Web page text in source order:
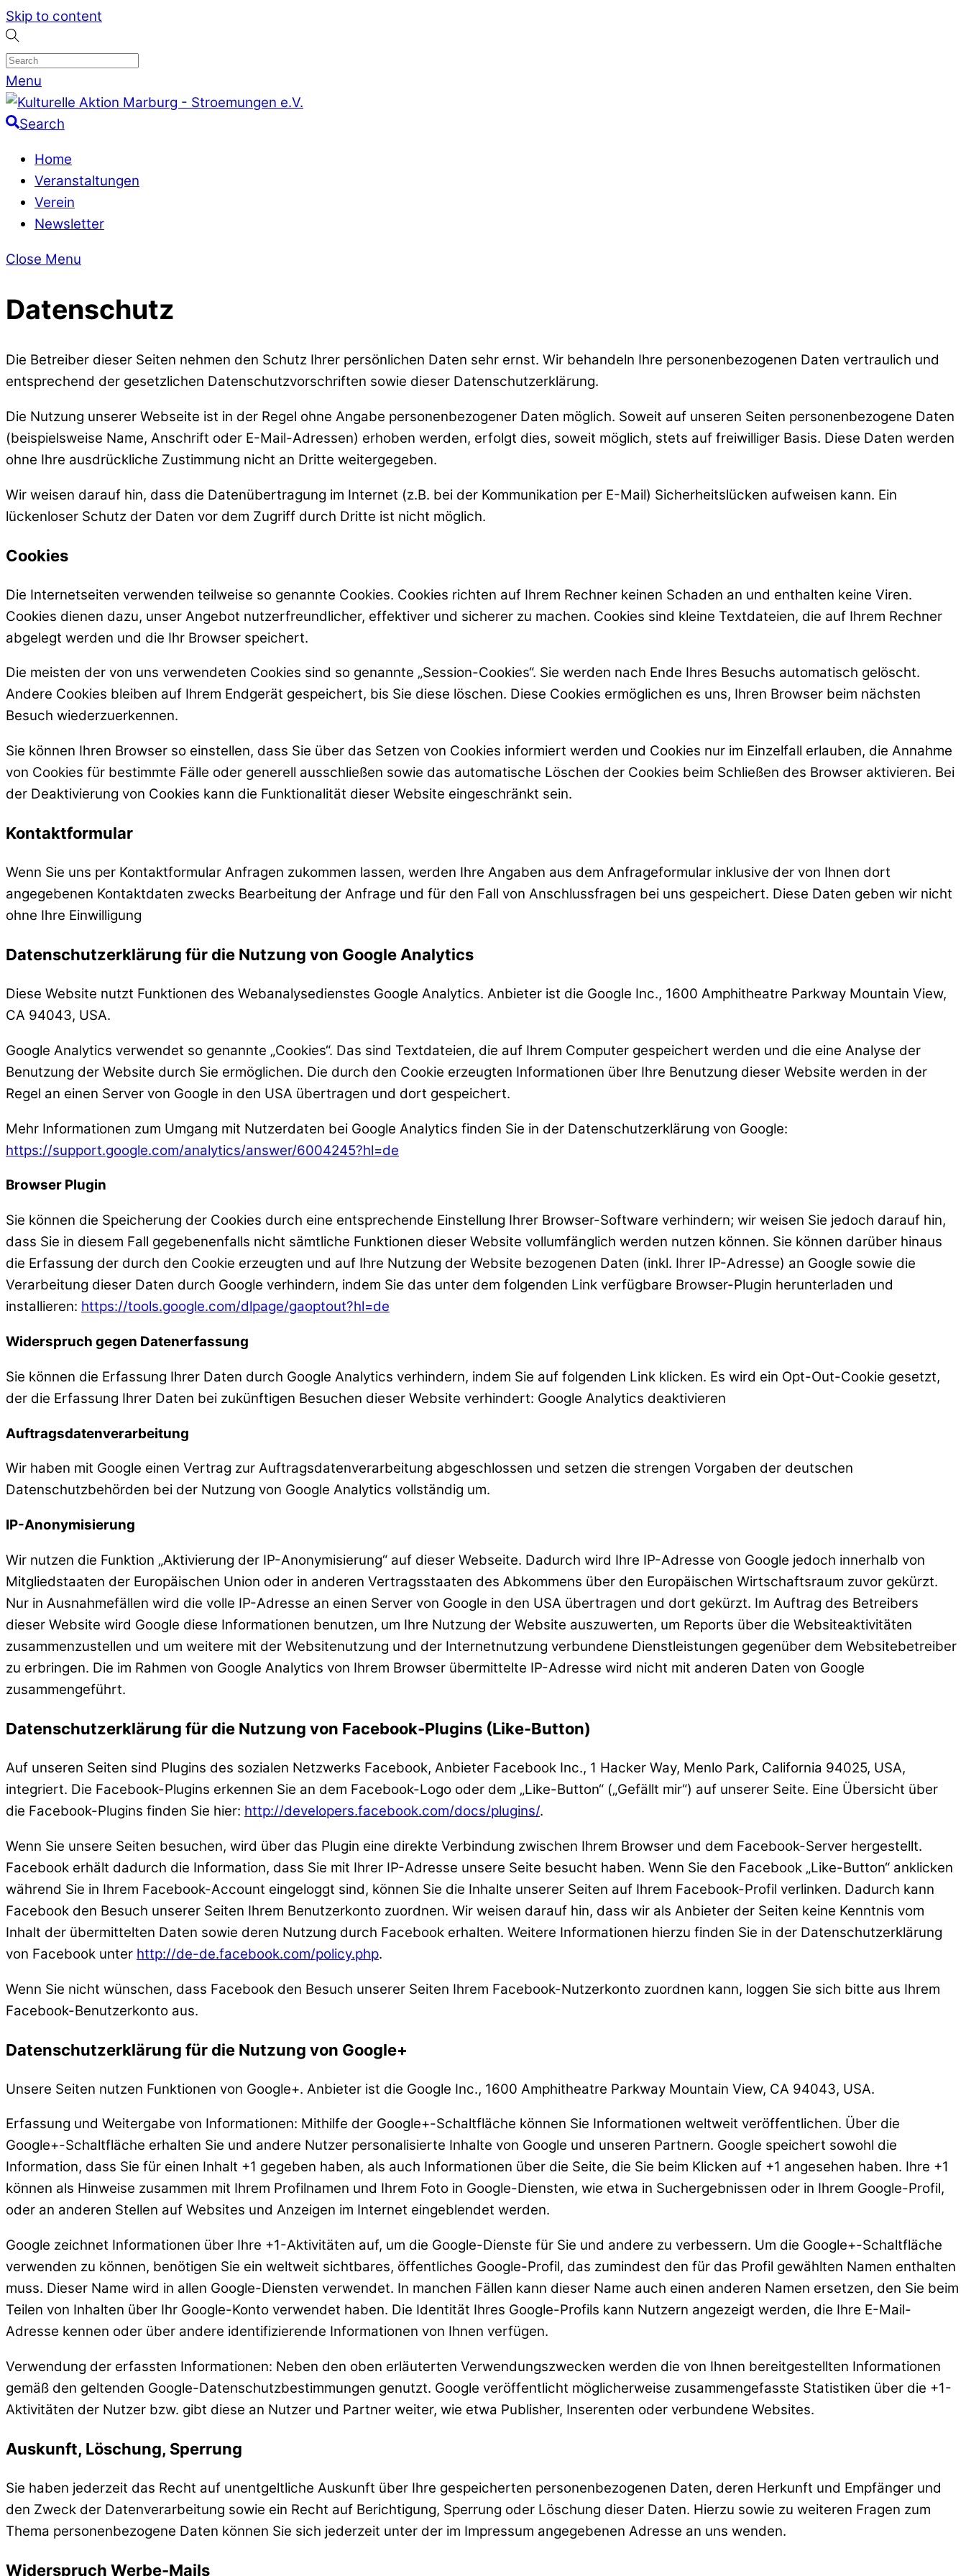
Skip to content
Menu
Search
Home
Veranstaltungen
Verein
Newsletter
Close Menu
Datenschutz
Die Betreiber dieser Seiten nehmen den Schutz Ihrer persönlichen Daten sehr ernst. Wir behandeln Ihre personenbezogenen Daten vertraulich und
entsprechend der gesetzlichen Datenschutzvorschriften sowie dieser Datenschutzerklärung.
Die Nutzung unserer Webseite ist in der Regel ohne Angabe personenbezogener Daten möglich. Soweit auf unseren Seiten personenbezogene Daten
(beispielsweise Name, Anschrift oder E-Mail-Adressen) erhoben werden, erfolgt dies, soweit möglich, stets auf freiwilliger Basis. Diese Daten werden
ohne Ihre ausdrückliche Zustimmung nicht an Dritte weitergegeben.
Wir weisen darauf hin, dass die Datenübertragung im Internet (z.B. bei der Kommunikation per E-Mail) Sicherheitslücken aufweisen kann. Ein
lückenloser Schutz der Daten vor dem Zugriff durch Dritte ist nicht möglich.
Cookies
Die Internetseiten verwenden teilweise so genannte Cookies. Cookies richten auf Ihrem Rechner keinen Schaden an und enthalten keine Viren.
Cookies dienen dazu, unser Angebot nutzerfreundlicher, effektiver und sicherer zu machen. Cookies sind kleine Textdateien, die auf Ihrem Rechner
abgelegt werden und die Ihr Browser speichert.
Die meisten der von uns verwendeten Cookies sind so genannte „Session-Cookies“. Sie werden nach Ende Ihres Besuchs automatisch gelöscht.
Andere Cookies bleiben auf Ihrem Endgerät gespeichert, bis Sie diese löschen. Diese Cookies ermöglichen es uns, Ihren Browser beim nächsten
Besuch wiederzuerkennen.
Sie können Ihren Browser so einstellen, dass Sie über das Setzen von Cookies informiert werden und Cookies nur im Einzelfall erlauben, die Annahme
von Cookies für bestimmte Fälle oder generell ausschließen sowie das automatische Löschen der Cookies beim Schließen des Browser aktivieren. Bei
der Deaktivierung von Cookies kann die Funktionalität dieser Website eingeschränkt sein.
Kontaktformular
Wenn Sie uns per Kontaktformular Anfragen zukommen lassen, werden Ihre Angaben aus dem Anfrageformular inklusive der von Ihnen dort
angegebenen Kontaktdaten zwecks Bearbeitung der Anfrage und für den Fall von Anschlussfragen bei uns gespeichert. Diese Daten geben wir nicht
ohne Ihre Einwilligung
Datenschutzerklärung für die Nutzung von Google Analytics
Diese Website nutzt Funktionen des Webanalysedienstes Google Analytics. Anbieter ist die Google Inc., 1600 Amphitheatre Parkway Mountain View,
CA 94043, USA.
Google Analytics verwendet so genannte „Cookies“. Das sind Textdateien, die auf Ihrem Computer gespeichert werden und die eine Analyse der
Benutzung der Website durch Sie ermöglichen. Die durch den Cookie erzeugten Informationen über Ihre Benutzung dieser Website werden in der
Regel an einen Server von Google in den USA übertragen und dort gespeichert.
Mehr Informationen zum Umgang mit Nutzerdaten bei Google Analytics finden Sie in der Datenschutzerklärung von Google:
https://support.google.com/analytics/answer/6004245?hl=de
Browser Plugin
Sie können die Speicherung der Cookies durch eine entsprechende Einstellung Ihrer Browser-Software verhindern; wir weisen Sie jedoch darauf hin,
dass Sie in diesem Fall gegebenenfalls nicht sämtliche Funktionen dieser Website vollumfänglich werden nutzen können. Sie können darüber hinaus
die Erfassung der durch den Cookie erzeugten und auf Ihre Nutzung der Website bezogenen Daten (inkl. Ihrer IP-Adresse) an Google sowie die
Verarbeitung dieser Daten durch Google verhindern, indem Sie das unter dem folgenden Link verfügbare Browser-Plugin herunterladen und
installieren: https://tools.google.com/dlpage/gaoptout?hl=de
Widerspruch gegen Datenerfassung
Sie können die Erfassung Ihrer Daten durch Google Analytics verhindern, indem Sie auf folgenden Link klicken. Es wird ein Opt-Out-Cookie gesetzt,
der die Erfassung Ihrer Daten bei zukünftigen Besuchen dieser Website verhindert: Google Analytics deaktivieren
Auftragsdatenverarbeitung
Wir haben mit Google einen Vertrag zur Auftragsdatenverarbeitung abgeschlossen und setzen die strengen Vorgaben der deutschen
Datenschutzbehörden bei der Nutzung von Google Analytics vollständig um.
IP-Anonymisierung
Wir nutzen die Funktion „Aktivierung der IP-Anonymisierung“ auf dieser Webseite. Dadurch wird Ihre IP-Adresse von Google jedoch innerhalb von
Mitgliedstaaten der Europäischen Union oder in anderen Vertragsstaaten des Abkommens über den Europäischen Wirtschaftsraum zuvor gekürzt.
Nur in Ausnahmefällen wird die volle IP-Adresse an einen Server von Google in den USA übertragen und dort gekürzt. Im Auftrag des Betreibers
dieser Website wird Google diese Informationen benutzen, um Ihre Nutzung der Website auszuwerten, um Reports über die Websiteaktivitäten
zusammenzustellen und um weitere mit der Websitenutzung und der Internetnutzung verbundene Dienstleistungen gegenüber dem Websitebetreiber
zu erbringen. Die im Rahmen von Google Analytics von Ihrem Browser übermittelte IP-Adresse wird nicht mit anderen Daten von Google
zusammengeführt.
Datenschutzerklärung für die Nutzung von Facebook-Plugins (Like-Button)
Auf unseren Seiten sind Plugins des sozialen Netzwerks Facebook, Anbieter Facebook Inc., 1 Hacker Way, Menlo Park, California 94025, USA,
integriert. Die Facebook-Plugins erkennen Sie an dem Facebook-Logo oder dem „Like-Button“ („Gefällt mir“) auf unserer Seite. Eine Übersicht über
die Facebook-Plugins finden Sie hier: http://developers.facebook.com/docs/plugins/.
Wenn Sie unsere Seiten besuchen, wird über das Plugin eine direkte Verbindung zwischen Ihrem Browser und dem Facebook-Server hergestellt.
Facebook erhält dadurch die Information, dass Sie mit Ihrer IP-Adresse unsere Seite besucht haben. Wenn Sie den Facebook „Like-Button“ anklicken
während Sie in Ihrem Facebook-Account eingeloggt sind, können Sie die Inhalte unserer Seiten auf Ihrem Facebook-Profil verlinken. Dadurch kann
Facebook den Besuch unserer Seiten Ihrem Benutzerkonto zuordnen. Wir weisen darauf hin, dass wir als Anbieter der Seiten keine Kenntnis vom
Inhalt der übermittelten Daten sowie deren Nutzung durch Facebook erhalten. Weitere Informationen hierzu finden Sie in der Datenschutzerklärung
von Facebook unter http://de-de.facebook.com/policy.php.
Wenn Sie nicht wünschen, dass Facebook den Besuch unserer Seiten Ihrem Facebook-Nutzerkonto zuordnen kann, loggen Sie sich bitte aus Ihrem
Facebook-Benutzerkonto aus.
Datenschutzerklärung für die Nutzung von Google+
Unsere Seiten nutzen Funktionen von Google+. Anbieter ist die Google Inc., 1600 Amphitheatre Parkway Mountain View, CA 94043, USA.
Erfassung und Weitergabe von Informationen: Mithilfe der Google+-Schaltfläche können Sie Informationen weltweit veröffentlichen. Über die
Google+-Schaltfläche erhalten Sie und andere Nutzer personalisierte Inhalte von Google und unseren Partnern. Google speichert sowohl die
Information, dass Sie für einen Inhalt +1 gegeben haben, als auch Informationen über die Seite, die Sie beim Klicken auf +1 angesehen haben. Ihre +1
können als Hinweise zusammen mit Ihrem Profilnamen und Ihrem Foto in Google-Diensten, wie etwa in Suchergebnissen oder in Ihrem Google-Profil,
oder an anderen Stellen auf Websites und Anzeigen im Internet eingeblendet werden.
Google zeichnet Informationen über Ihre +1-Aktivitäten auf, um die Google-Dienste für Sie und andere zu verbessern. Um die Google+-Schaltfläche
verwenden zu können, benötigen Sie ein weltweit sichtbares, öffentliches Google-Profil, das zumindest den für das Profil gewählten Namen enthalten
muss. Dieser Name wird in allen Google-Diensten verwendet. In manchen Fällen kann dieser Name auch einen anderen Namen ersetzen, den Sie beim
Teilen von Inhalten über Ihr Google-Konto verwendet haben. Die Identität Ihres Google-Profils kann Nutzern angezeigt werden, die Ihre E-Mail-
Adresse kennen oder über andere identifizierende Informationen von Ihnen verfügen.
Verwendung der erfassten Informationen: Neben den oben erläuterten Verwendungszwecken werden die von Ihnen bereitgestellten Informationen
gemäß den geltenden Google-Datenschutzbestimmungen genutzt. Google veröffentlicht möglicherweise zusammengefasste Statistiken über die +1-
Aktivitäten der Nutzer bzw. gibt diese an Nutzer und Partner weiter, wie etwa Publisher, Inserenten oder verbundene Websites.
Auskunft, Löschung, Sperrung
Sie haben jederzeit das Recht auf unentgeltliche Auskunft über Ihre gespeicherten personenbezogenen Daten, deren Herkunft und Empfänger und
den Zweck der Datenverarbeitung sowie ein Recht auf Berichtigung, Sperrung oder Löschung dieser Daten. Hierzu sowie zu weiteren Fragen zum
Thema personenbezogene Daten können Sie sich jederzeit unter der im Impressum angegebenen Adresse an uns wenden.
Widerspruch Werbe-Mails